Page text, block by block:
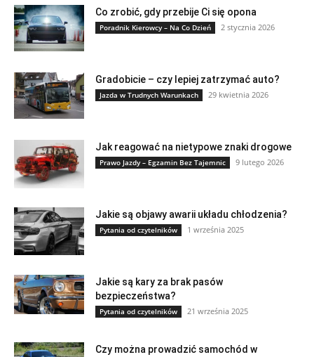
Co zrobić, gdy przebije Ci się opona
Poradnik Kierowcy – Na Co Dzień 2 stycznia 2026
Gradobicie – czy lepiej zatrzymać auto?
Jazda w Trudnych Warunkach 29 kwietnia 2026
Jak reagować na nietypowe znaki drogowe
Prawo Jazdy – Egzamin Bez Tajemnic 9 lutego 2026
Jakie są objawy awarii układu chłodzenia?
Pytania od czytelników 1 września 2025
Jakie są kary za brak pasów
bezpieczeństwa?
Pytania od czytelników 21 września 2025
Czy można prowadzić samochód w